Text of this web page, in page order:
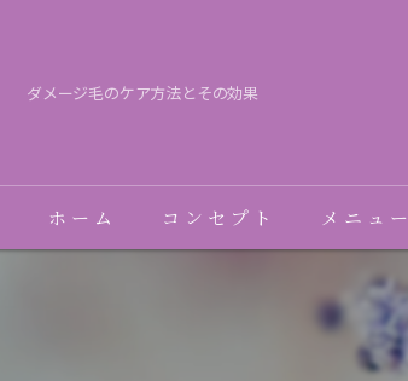
ダメージ毛のケア方法とその効果
ホーム コンセプト メニュー